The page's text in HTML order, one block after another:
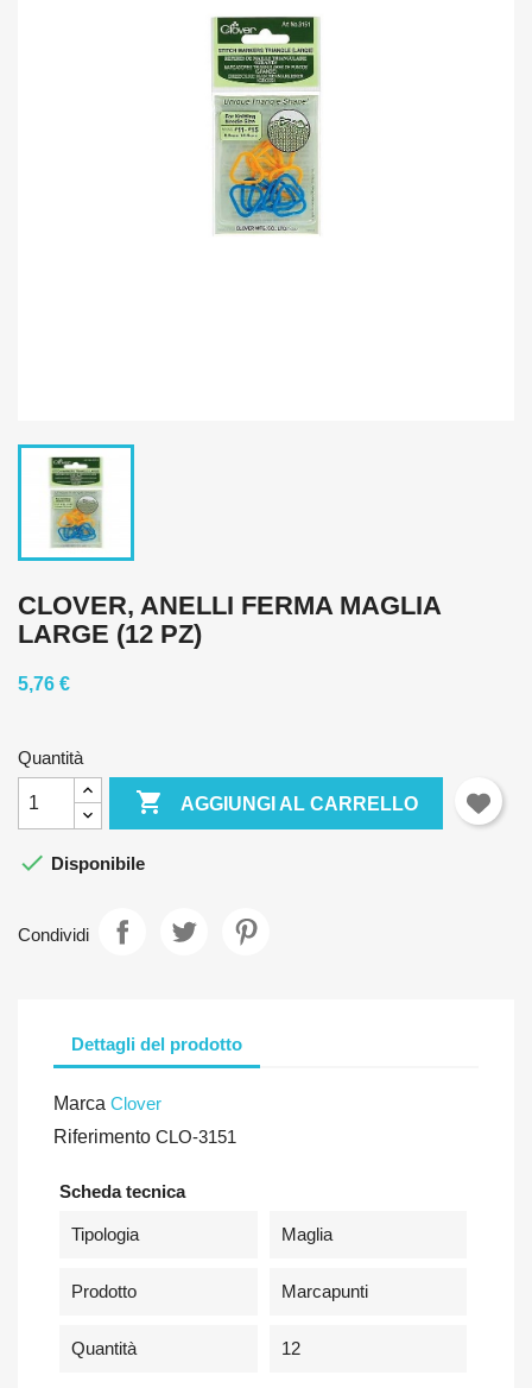
CLOVER, ANELLI FERMA MAGLIA
LARGE (12 PZ)
5,76 €
Quantità
 AGGIUNGI AL CARRELLO
 Disponibile
Condividi
Dettagli del prodotto
Marca Clover
Riferimento CLO-3151
Scheda tecnica
Tipologia Maglia
Prodotto Marcapunti
Quantità 12